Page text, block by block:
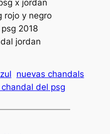
nuevas chandals
del psg